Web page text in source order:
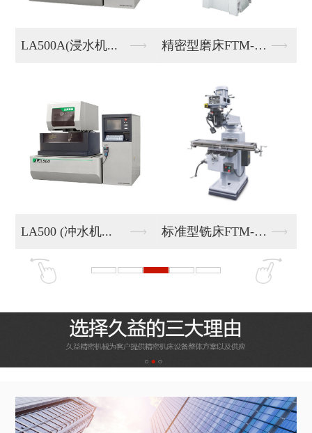
精密型磨床FTM-6... 精密型磨床FTM-6...
标准型铣床FTM-E... 标准型铣床FTM-E...